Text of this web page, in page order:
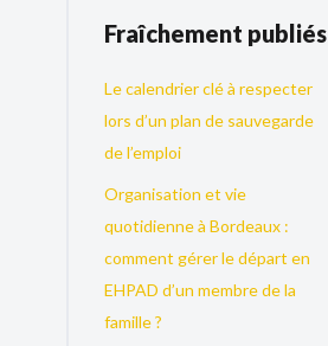
Fraîchement publiés
Le calendrier clé à respecter
lors d’un plan de sauvegarde
de l’emploi
Organisation et vie
quotidienne à Bordeaux :
comment gérer le départ en
EHPAD d’un membre de la
famille ?